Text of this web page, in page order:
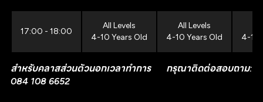
17:00 - 18:00
All Levels
4-10 Years Old
All Levels
4-10 Years Old
4-10
สำหรับคลาสส่วนตัวนอกเวลาทำการ กรุณาติดต่อสอบถาม:
084 108 6652